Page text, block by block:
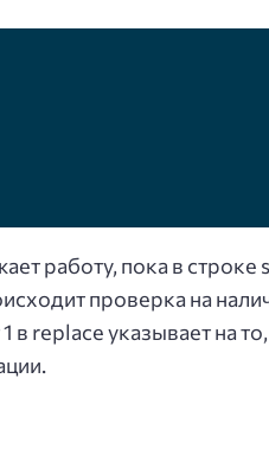
работу, пока в строке
проверка на
replace указывает на